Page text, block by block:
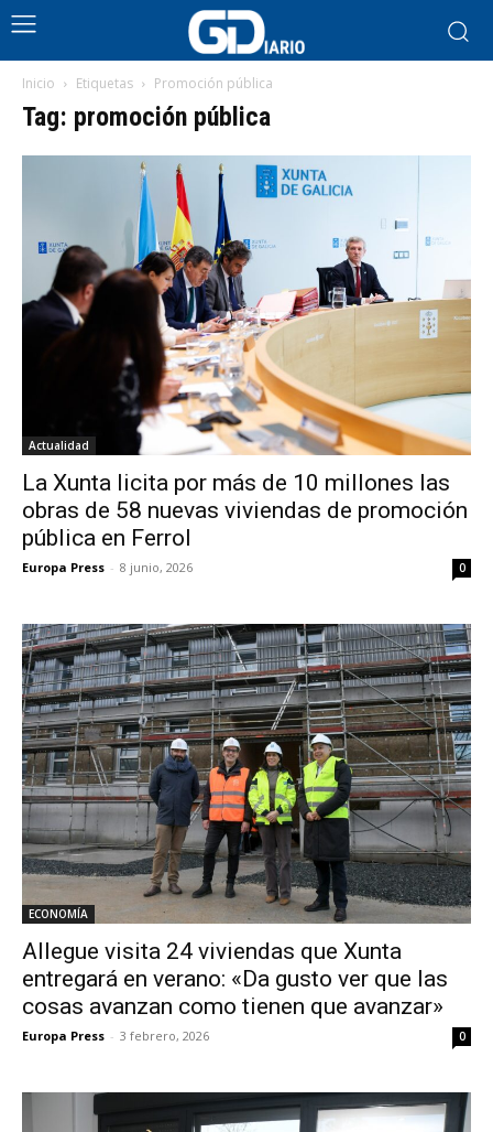
Inicio Etiquetas Promoción pública
Tag: promoción pública
Actualidad
La Xunta licita por más de 10 millones las
obras de 58 nuevas viviendas de promoción
pública en Ferrol
Europa Press - 8 junio, 2026 0
ECONOMÍA
Allegue visita 24 viviendas que Xunta
entregará en verano: «Da gusto ver que las
cosas avanzan como tienen que avanzar»
Europa Press - 3 febrero, 2026 0